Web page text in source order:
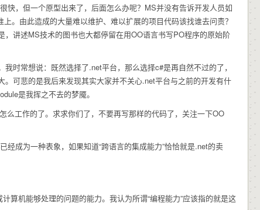
，但一个原型出来了，后面怎么办呢？MS并没有告诉开发人员如
。由此造成的大量难以维护、难以扩展的项目代码该找谁去问责？
讲述MS技术的图书也大都停留在用OO语言书写PO程序的原始阶
时常想说：既然选择了.net平台，那么选择c#是再自然不过的了，
可悲的是我后来发现其实大家并不关心.net平台与之前的开发有什
是我挥之不去的梦魇。
工作的了。求求你们了，不要再写那样的代码了，关注一下OO
成为一种表象，如果知道“跨语言的集成能力”恰恰就是.net的卖
机能够处理的问题的能力。我认为所谓“编程能力”应该指的就是这